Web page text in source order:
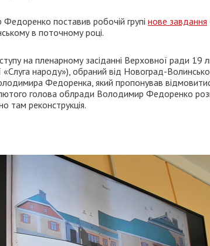
поставив робочій групі нове завдання
в поточному році.
на пленарному засіданні Верховної ради
народу»), обраний від Новоград-
Федоренка, який пропонував
голова облради Володимир Федоренко
там реконструкція.